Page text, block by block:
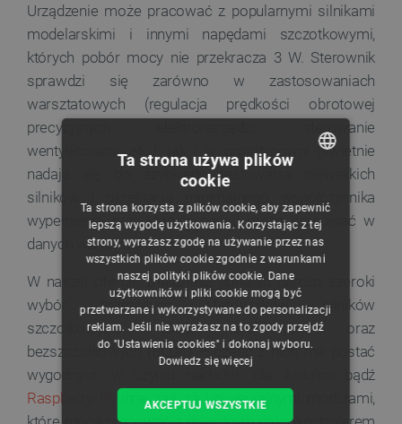
Urządzenie może pracować z popularnymi silnikami
modelarskimi i innymi napędami szczotkowymi,
których pobór mocy nie przekracza 3 W. Sterownik
sprawdzi się zarówno w zastosowaniach
warsztatowych (regulacja prędkości obrotowej
precyzyjnych elektronarzędzi, sterowanie
wentylatorami, etc.), jak i w prototypowni (świetnie
nadaje się do szybkiego testowania niewielkich
silników i określania minimalnego współczynnika
wypełnienia, przy którym napęd może pracować w
danych warunkach).
W naszej ofercie znajdziesz ponadto bardzo szeroki
wybór rozmaitych sterowników silników
szczotkowych (DC), krokowych oraz
bezszczotkowych (BLDC) – część z nich ma postać
wygodnych w użyciu nakładek dla
bądź
Raspberry Pi
, inne zaś są uniwersalnymi modułami,
CZECH
ENGLISH
GERMAN
Ta strona używa plików
cookie
Ta strona korzysta z plików cookie, aby zapewnić
lepszą wygodę użytkowania. Korzystając z tej
strony, wyrażasz zgodę na używanie przez nas
wszystkich plików cookie zgodnie z warunkami
naszej polityki plików cookie. Dane
użytkowników i pliki cookie mogą być
przetwarzane i wykorzystywane do personalizacji
reklam. Jeśli nie wyrażasz na to zgody przejdź
do "Ustawienia cookies" i dokonaj wyboru.
Dowiedz się więcej
AKCEPTUJ WSZYSTKIE